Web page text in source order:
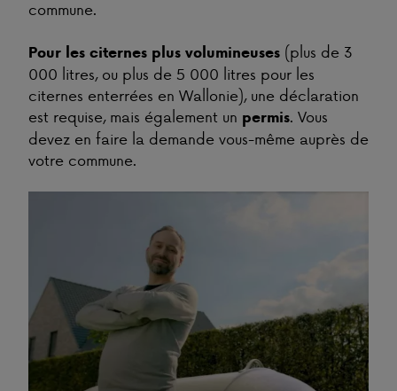
commune.
Pour les citernes plus volumineuses (plus de 3
000 litres, ou plus de 5 000 litres pour les
citernes enterrées en Wallonie), une déclaration
est requise, mais également un permis. Vous
devez en faire la demande vous-même auprès de
votre commune.